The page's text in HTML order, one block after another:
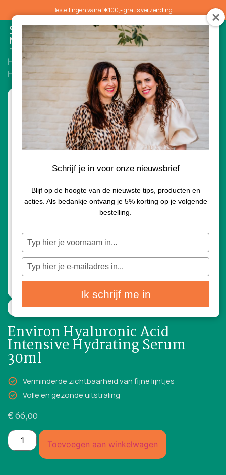
Bestellingen vanaf €100,- gratis verzending.
0
Home/ Serums/ Environ Hyaluronic Acid Intensive
Hydrating Serum 30ml
30ml
Environ Hyaluronic Acid
Intensive Hydrating Serum
30ml
Verminderde zichtbaarheid van fijne lijntjes
Volle en gezonde uitstraling
€66,00
Toevoegen aan winkelwagen
Schrijf je in voor onze nieuwsbrief
Blijf op de hoogte van de nieuwste tips, producten en
acties. Als bedankje ontvang je 5% korting op je volgende
bestelling.
Typ
naam
in
Typ
e-
mailadres
Ik schrijf me in